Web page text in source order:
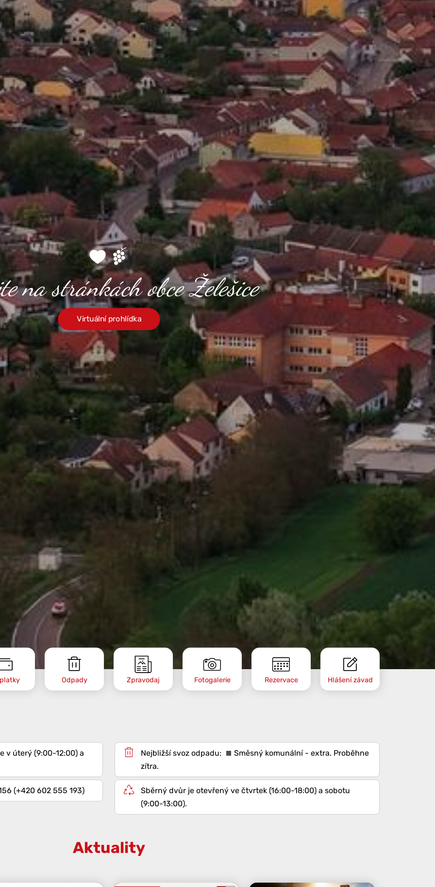
na stránkách obce Želešice
Virtuální prohlídka
Odpady Zpravodaj Fotogalerie Rezervace Hlášení závad
v úterý (9:00-12:00) a
(+420 602 555 193)
Směsný komunální - extra. Proběhne
zítra.
Sběrný dvůr je otevřený ve čtvrtek (16:00-18:00) a sobotu
(9:00-13:00).
Aktuality